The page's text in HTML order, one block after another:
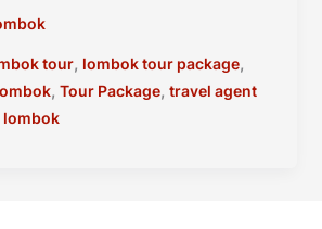
tour, lombok tour package,
, Tour Package, travel agent
lombok